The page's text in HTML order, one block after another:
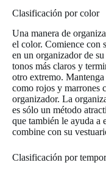
Clasificación por color
Una manera de
el color. Comience con
en un organizador de
tonos más claros y
otro extremo.
como rojos y marrones
organizador. La
es sólo un método
que también le ayuda a
combine con su
Clasificación por